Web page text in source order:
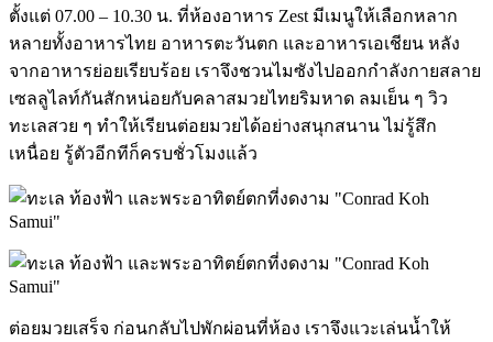
ตั้งแต่ 07.00 – 10.30 น. ที่ห้องอาหาร Zest มีเมนูให้เลือกหลาก
หลายทั้งอาหารไทย อาหารตะวันตก และอาหารเอเชียน หลัง
จากอาหารย่อยเรียบร้อย เราจึงชวนไมซังไปออกกำลังกายสลาย
เซลลูไลท์กันสักหน่อยกับคลาสมวยไทยริมหาด ลมเย็น ๆ วิว
ทะเลสวย ๆ ทำให้เรียนต่อยมวยได้อย่างสนุกสนาน ไม่รู้สึก
เหนื่อย รู้ตัวอีกทีก็ครบชั่วโมงแล้ว
ต่อยมวยเสร็จ ก่อนกลับไปพักผ่อนที่ห้อง เราจึงแวะเล่นน้ำให้